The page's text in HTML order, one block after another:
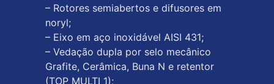
– Rotores semiabertos e difusores em
noryl;
– Eixo em aço inoxidável AISI 431;
– Vedação dupla por selo mecânico
Grafite, Cerâmica, Buna N e retentor
(TOP MULTI 1);